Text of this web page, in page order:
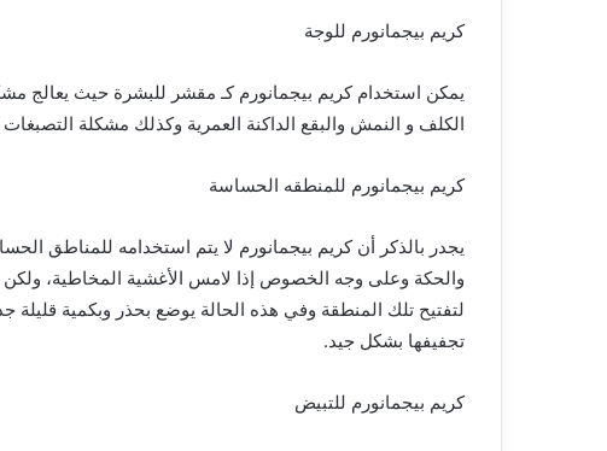
كريم بيجمانورم للوجة
يمكن استخدام كريم بيجمانورم كـ مقشر للبشرة حيث يعالج
الكلف و النمش والبقع الداكنة العمرية وكذلك مشكلة
كريم بيجمانورم للمنطقه الحساسة
يجدر بالذكر أن كريم بيجمانورم لا يتم استخدامه للمناطق
والحكة وعلى وجه الخصوص إذا لامس الأغشية المخاطية،
لتفتيح تلك المنطقة وفي هذه الحالة يوضع بحذر وبكمية قليلة
تجفيفها بشكل جيد.
كريم بيجمانورم للتبيض